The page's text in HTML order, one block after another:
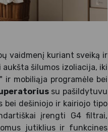
vaidmenį kuriant sveiką ir
šilumos izoliacija, iki
ir mobiliąja programėle bei
su pašildytuvu
bei dešiniojo ir kairiojo tipo
įrengti G4 filtrai,
jutiklius ir funkcines